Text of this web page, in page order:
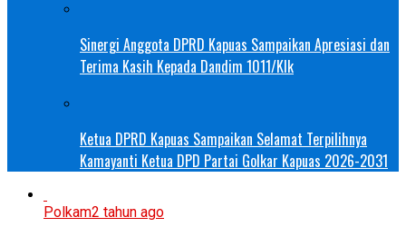
Sinergi Anggota DPRD Kapuas Sampaikan Apresiasi dan
Terima Kasih Kepada Dandim 1011/Klk
Ketua DPRD Kapuas Sampaikan Selamat Terpilihnya
Kamayanti Ketua DPD Partai Golkar Kapuas 2026-2031
Polkam2 tahun ago